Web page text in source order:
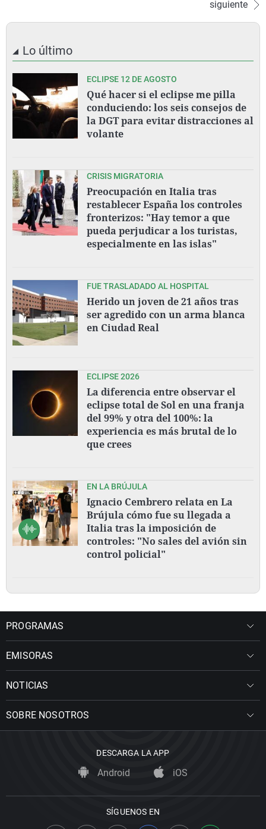
siguiente
Lo último
ECLIPSE 12 DE AGOSTO
Qué hacer si el eclipse me pilla
conduciendo: los seis consejos de
la DGT para evitar distracciones al
volante
CRISIS MIGRATORIA
Preocupación en Italia tras
restablecer España los controles
fronterizos: "Hay temor a que
pueda perjudicar a los turistas,
especialmente en las islas"
FUE TRASLADADO AL HOSPITAL
Herido un joven de 21 años tras
ser agredido con un arma blanca
en Ciudad Real
ECLIPSE 2026
La diferencia entre observar el
eclipse total de Sol en una franja
del 99% y otra del 100%: la
experiencia es más brutal de lo
que crees
EN LA BRÚJULA
Ignacio Cembrero relata en La
Brújula cómo fue su llegada a
Italia tras la imposición de
controles: "No sales del avión sin
control policial"
PROGRAMAS
EMISORAS
NOTICIAS
SOBRE NOSOTROS
DESCARGA LA APP
Android iOS
SÍGUENOS EN